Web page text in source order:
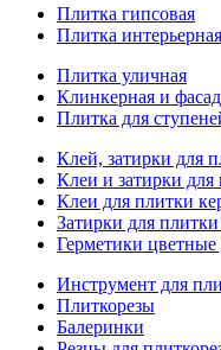
Плитка гипсовая
Плитка
Плитка уличная
Клинкерная и
Плитка для
Клей, затирки для
Клеи и затирки для
Клеи для плитки
Затирки для
Герметики цветные
Инструмент для
Плиткорезы
Балеринки